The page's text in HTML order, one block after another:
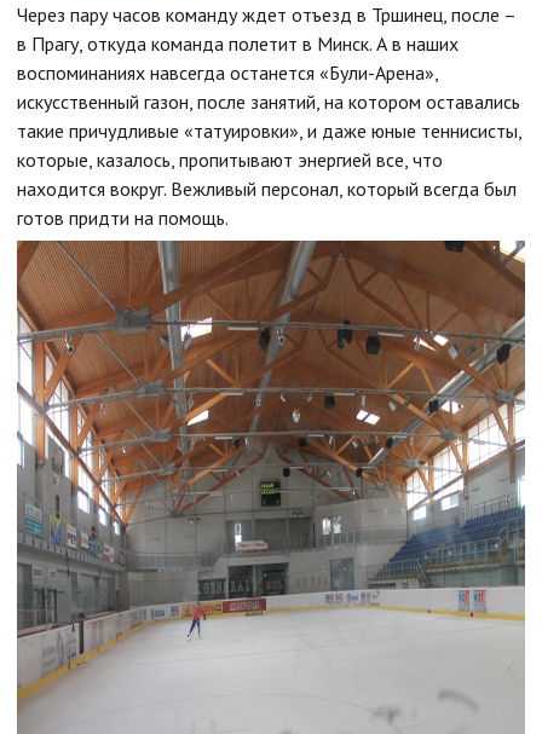
Через пару часов команду ждет отъезд в Тршинец, после –
в Прагу, откуда команда полетит в Минск. А в наших
воспоминаниях навсегда останется «Були-Арена»,
искусственный газон, после занятий, на котором оставались
такие причудливые «татуировки», и даже юные теннисисты,
которые, казалось, пропитывают энергией все, что
находится вокруг. Вежливый персонал, который всегда был
готов придти на помощь.